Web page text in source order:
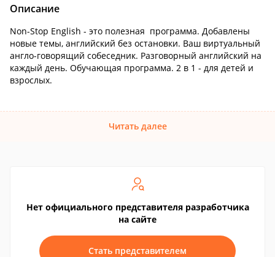
Описание
Non-Stop English - это полезная программа. Добавлены
новые темы, английский без остановки. Ваш виртуальный
англо-говорящий собеседник. Разговорный английский на
каждый день. Обучающая программа. 2 в 1 - для детей и
взрослых.
Читать далее
Нет официального представителя разработчика
на сайте
Стать представителем